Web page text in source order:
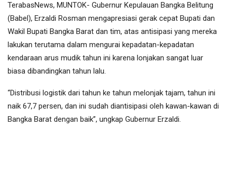
TerabasNews, MUNTOK- Gubernur Kepulauan Bangka Belitung
(Babel), Erzaldi Rosman mengapresiasi gerak cepat Bupati dan
Wakil Bupati Bangka Barat dan tim, atas antisipasi yang mereka
lakukan terutama dalam mengurai kepadatan-kepadatan
kendaraan arus mudik tahun ini karena lonjakan sangat luar
biasa dibandingkan tahun lalu.
“Distribusi logistik dari tahun ke tahun melonjak tajam, tahun ini
naik 67,7 persen, dan ini sudah diantisipasi oleh kawan-kawan di
Bangka Barat dengan baik”, ungkap Gubernur Erzaldi.